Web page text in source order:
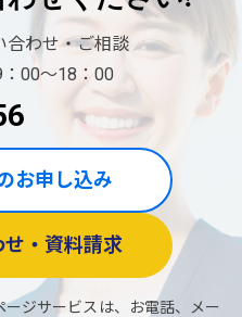
合わせ・ご相談
00〜18：00
お申し込み
せ・資料請求
ジサービスは、お電話、メー